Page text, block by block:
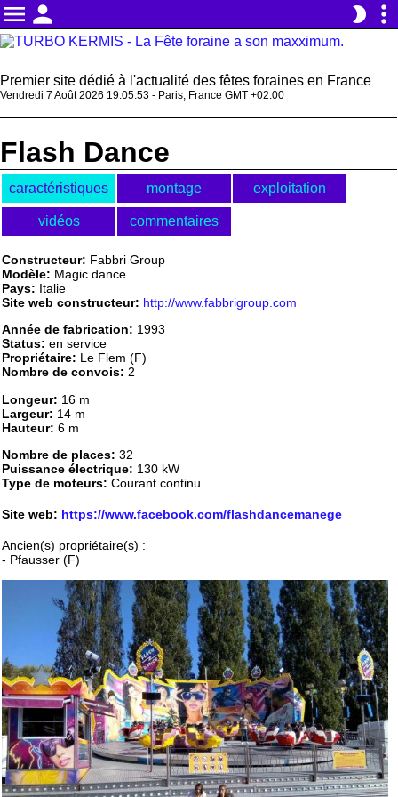
menu person brightness_2 more_vert
Premier site dédié à l'actualité des fêtes foraines en France
Vendredi 7 Août 2026 19:05:53 - Paris, France GMT +02:00
Flash Dance
caractéristiques montage exploitation
vidéos commentaires
Constructeur: Fabbri Group
Modèle: Magic dance
Pays: Italie
Site web constructeur: http://www.fabbrigroup.com
Année de fabrication: 1993
Status: en service
Propriétaire: Le Flem (F)
Nombre de convois: 2
Longeur: 16 m
Largeur: 14 m
Hauteur: 6 m
Nombre de places: 32
Puissance électrique: 130 kW
Type de moteurs: Courant continu
Site web: https://www.facebook.com/flashdancemanege
Ancien(s) propriétaire(s) :
- Pfausser (F)